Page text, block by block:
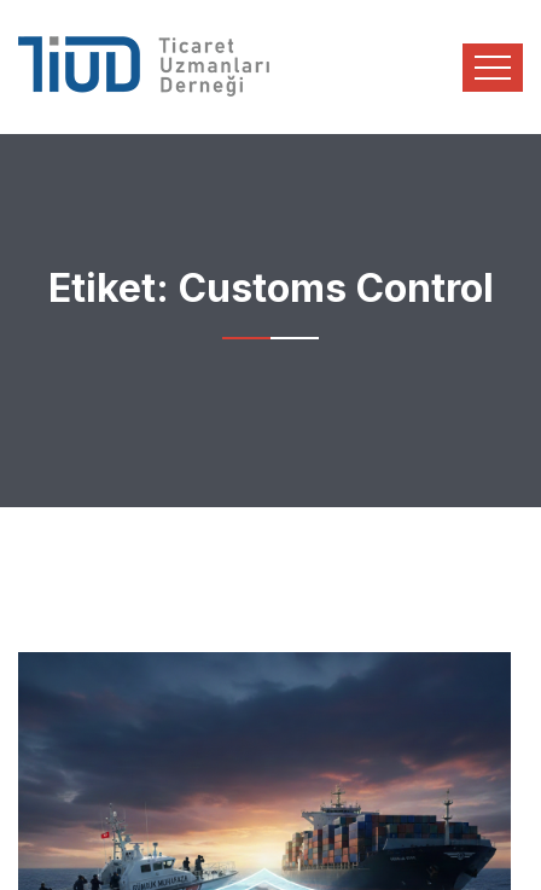
Etiket: Customs Control